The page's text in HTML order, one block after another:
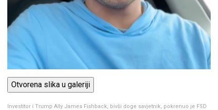
Otvorena slika u galeriji
Investitor i Trump Ally James Fishback, bivši doge savjetnik, pokrenuo je FSD